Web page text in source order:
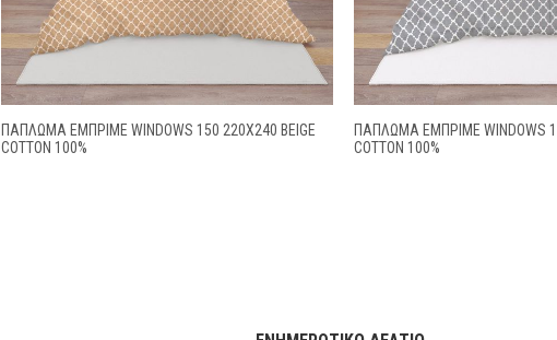
ΠΑΠΛΩΜΑ ΕΜΠΡΙΜΕ WINDOWS 150 220X240 BEIGE
COTTON 100%
ΠΑΠΛΩΜΑ ΕΜΠΡΙΜΕ WINDOWS
COTTON 100%